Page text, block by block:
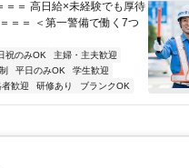
＝＝ 高日給×未経験でも厚待
＝＝ ＜第一警備で働く7つ
祝のみOK
主婦・主夫歓迎
平日のみOK
学生歓迎
歓迎 研修あり ブランクOK